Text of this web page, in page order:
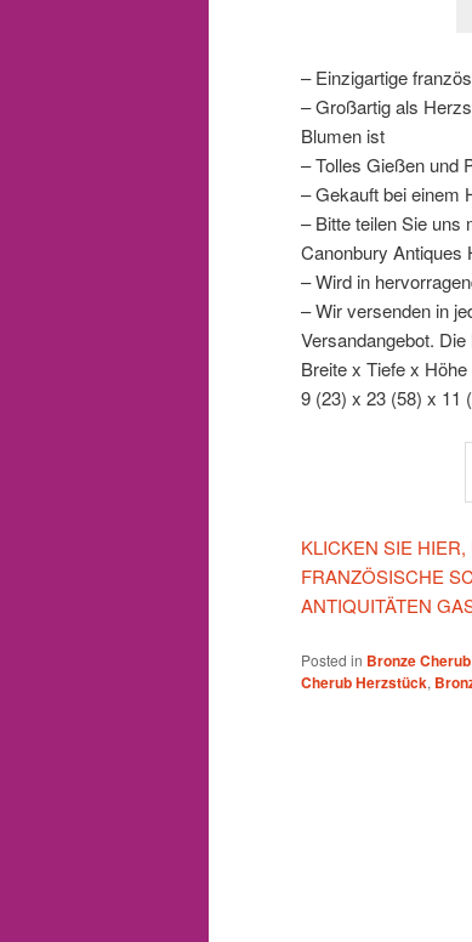
– Einzigartige
– Großartig als
Blumen ist
– Tolles Gießen und
– Gekauft bei einem
– Bitte teilen Sie uns
Canonbury Antiques
– Wird in
– Wir versenden in
Versandangebot.
Breite x Tiefe x Höhe
9 (23) x 23 (58) x 11
KLICKEN SIE
FRANZÖSISCHE
ANTIQUITÄTEN
Posted in Bronze
Cherub Herzstück,